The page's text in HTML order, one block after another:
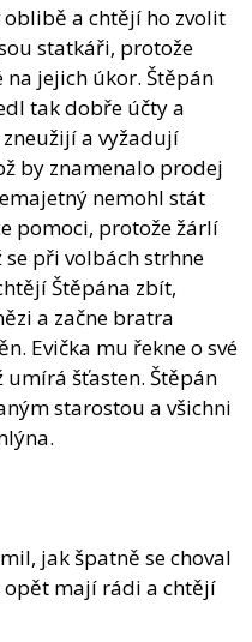
a chtějí ho zvolit
statkáři, protože
na jejich úkor. Štěpán
tak dobře účty a
a vyžadují
by znamenalo prodej
nemohl stát
pomoci, protože žárlí
se při volbách strhne
Štěpána zbít,
a začne bratra
Evička mu řekne o své
umírá šťasten. Štěpán
starostou a všichni
jak špatně se choval
opět mají rádi a chtějí